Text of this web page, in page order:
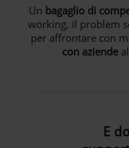
Un bagaglio di
working, il problem
per affrontare con
con aziende
E